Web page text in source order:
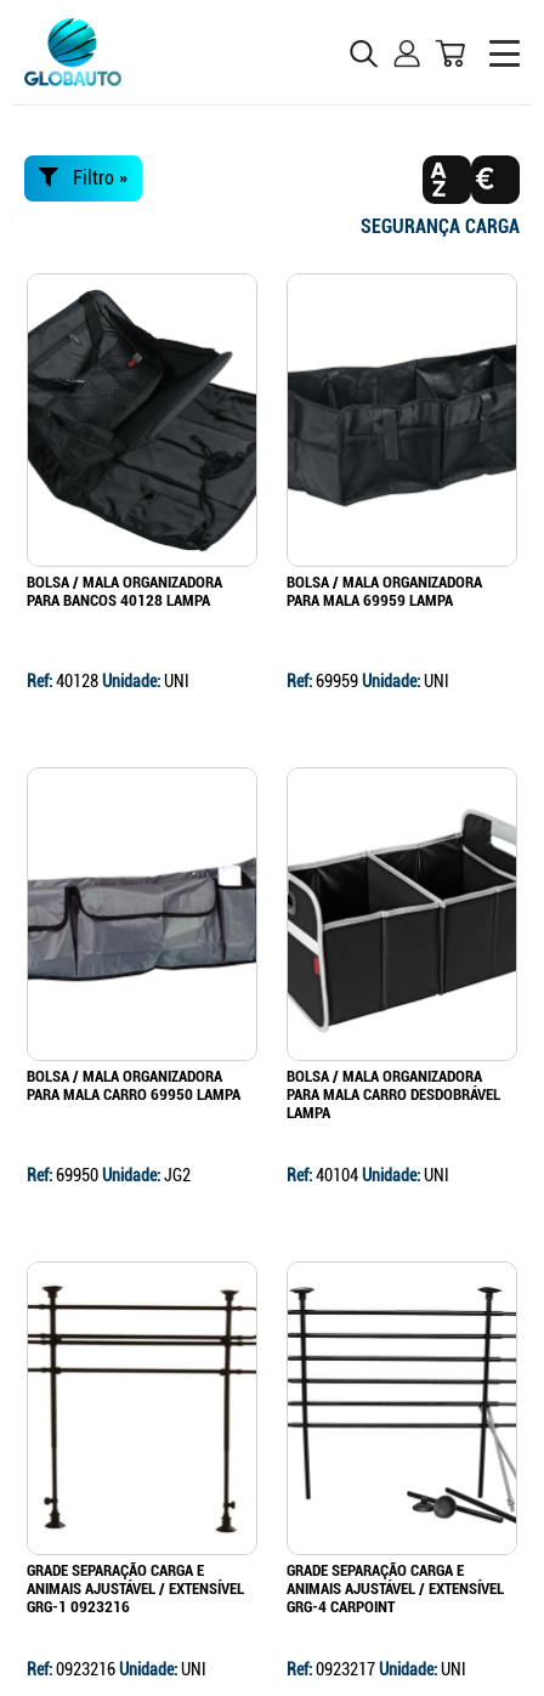
Filtro »
SEGURANÇA CARGA
BOLSA / MALA ORGANIZADORA
PARA BANCOS 40128 LAMPA
Ref:40128Unidade:UNI
BOLSA / MALA ORGANIZADORA
PARA MALA 69959 LAMPA
Ref:69959Unidade:UNI
BOLSA / MALA ORGANIZADORA
PARA MALA CARRO 69950 LAMPA
Ref:69950Unidade:JG2
BOLSA / MALA ORGANIZADORA
PARA MALA CARRO DESDOBRÁVEL
LAMPA
Ref:40104Unidade:UNI
GRADE SEPARAÇÃO CARGA E
ANIMAIS AJUSTÁVEL / EXTENSÍVEL
GRG-1 0923216
Ref:0923216Unidade:UNI
GRADE SEPARAÇÃO CARGA E
ANIMAIS AJUSTÁVEL / EXTENSÍVEL
GRG-4 CARPOINT
Ref:0923217Unidade:UNI